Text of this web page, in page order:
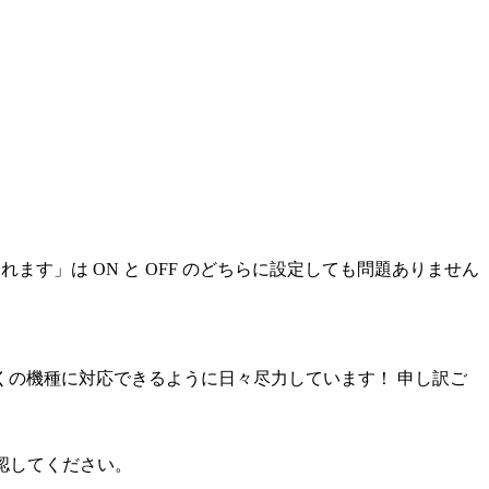
ます」は ON と OFF のどちらに設定しても問題ありません
機種に対応できるように日々尽力しています！ 申し訳ご
てください。